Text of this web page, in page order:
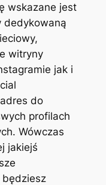
wskazane jest
dedykowaną
witryny
jak i
do
profilach
Wówczas
jakiejś